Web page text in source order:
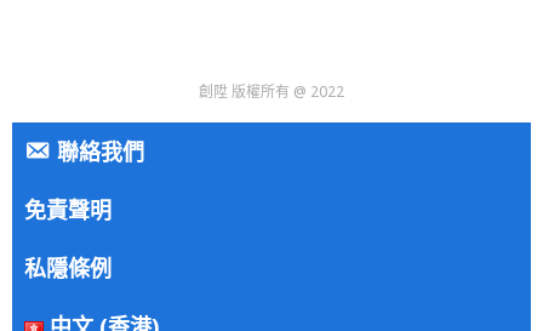
創陞 版權所有 @ 2022
聯絡我們
免責聲明
私隱條例